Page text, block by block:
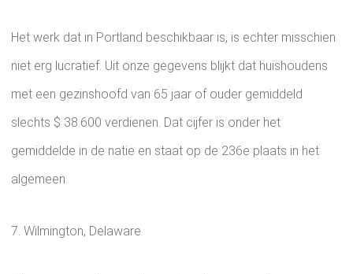
Het werk dat in Portland beschikbaar is, is echter misschien
niet erg lucratief. Uit onze gegevens blijkt dat huishoudens
met een gezinshoofd van 65 jaar of ouder gemiddeld
slechts $ 38.600 verdienen. Dat cijfer is onder het
gemiddelde in de natie en staat op de 236e plaats in het
algemeen.
7. Wilmington, Delaware